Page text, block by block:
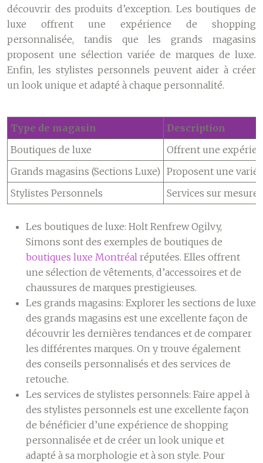
découvrir des produits d’exception. Les boutiques de
luxe offrent une expérience de shopping
personnalisée, tandis que les grands magasins
proposent une sélection variée de marques de luxe.
Enfin, les stylistes personnels peuvent aider à créer
un look unique et adapté à chaque personnalité.
Type de magasin
Description
Boutiques de luxe
Offrent une
Grands magasins (Sections Luxe) Proposent une
Stylistes Personnels
Services sur
Les boutiques de luxe: Holt Renfrew Ogilvy,
Simons sont des exemples de boutiques de
boutiques luxe Montréal réputées. Elles offrent
une sélection de vêtements, d’accessoires et de
chaussures de marques prestigieuses.
Les grands magasins: Explorer les sections de luxe
des grands magasins est une excellente façon de
découvrir les dernières tendances et de comparer
les différentes marques. On y trouve également
des conseils personnalisés et des services de
retouche.
Les services de stylistes personnels: Faire appel à
des stylistes personnels est une excellente façon
de bénéficier d’une expérience de shopping
personnalisée et de créer un look unique et
adapté à sa morphologie et à son style. Pour